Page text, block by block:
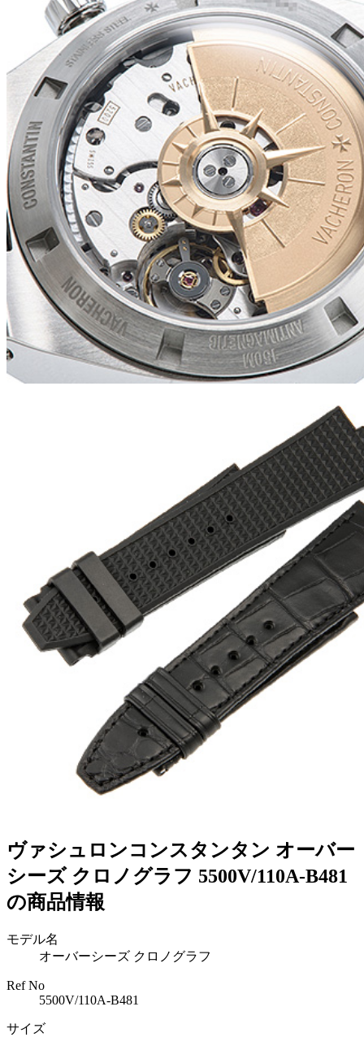
ヴァシュロンコンスタンタン オーバー
シーズ クロノグラフ 5500V/110A-B481
の商品情報
モデル名
オーバーシーズ クロノグラフ
Ref No
5500V/110A-B481
サイズ